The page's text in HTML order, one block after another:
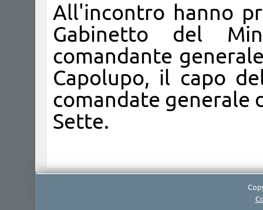
All'incontro hanno
Gabinetto del
comandante
Capolupo, il capo
comandate generale
Sette.